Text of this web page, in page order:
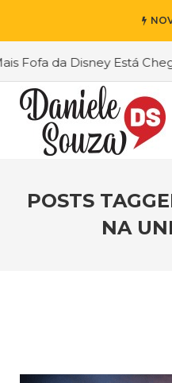
Fofa da Disney Está
POSTS
NA